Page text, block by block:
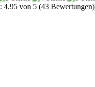
4.95 von 5 (43 Bewertungen)